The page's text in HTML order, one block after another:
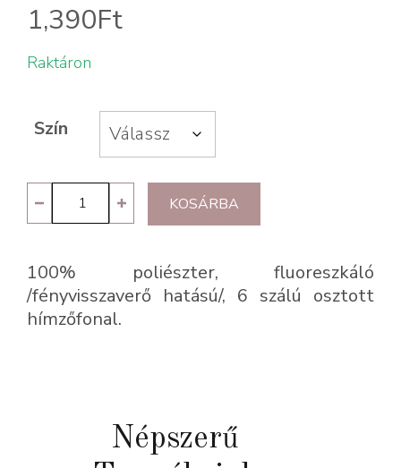
1,390Ft
Raktáron
Szín
DMC
fluoreszkáló
mennyiség
KOSÁRBA
100% poliészter, fluoreszkáló
/fényvisszaverő hatású/, 6 szálú osztott
hímzőfonal.
Népszerű